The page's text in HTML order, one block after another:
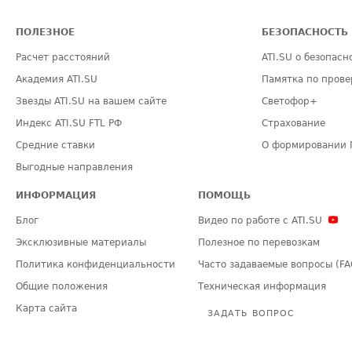
ПОЛЕЗНОЕ
Расчет расстояний
Академия ATI.SU
Звезды ATI.SU на вашем сайте
Индекс ATI.SU FTL РФ
Средние ставки
Выгодные направления
БЕЗОПАСНОСТЬ
ATI.SU о
Памятка по
Светофор+
Страхование
О формировании
ИНФОРМАЦИЯ
Блог
Эксклюзивные материалы
Политика конфиденциальности
Общие положения
Карта сайта
ПОМОЩЬ
Видео по работе с ATI.SU
Полезное по перевозкам
Часто задаваемые вопросы
Техническая информация
ЗАДАТЬ ВОПРОС